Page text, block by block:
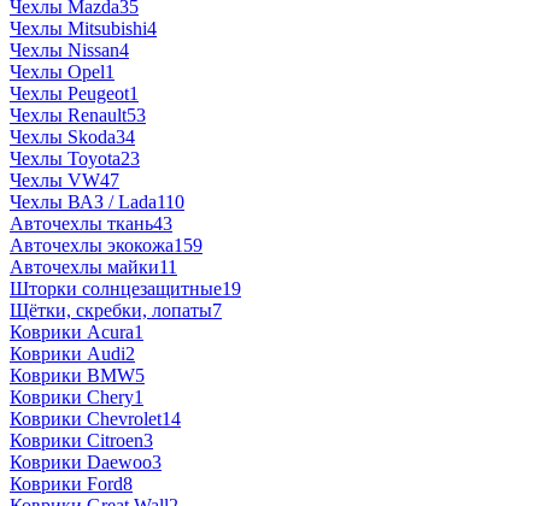
Чехлы Mazda35
Чехлы Mitsubishi4
Чехлы Nissan4
Чехлы Opel1
Чехлы Peugeot1
Чехлы Renault53
Чехлы Skoda34
Чехлы Toyota23
Чехлы VW47
Чехлы ВАЗ / Lada110
Авточехлы ткань43
Авточехлы экокожа159
Авточехлы майки11
Шторки солнцезащитные19
Щётки, скребки, лопаты7
Коврики Acura1
Коврики Audi2
Коврики BMW5
Коврики Chery1
Коврики Chevrolet14
Коврики Citroen3
Коврики Daewoo3
Коврики Ford8